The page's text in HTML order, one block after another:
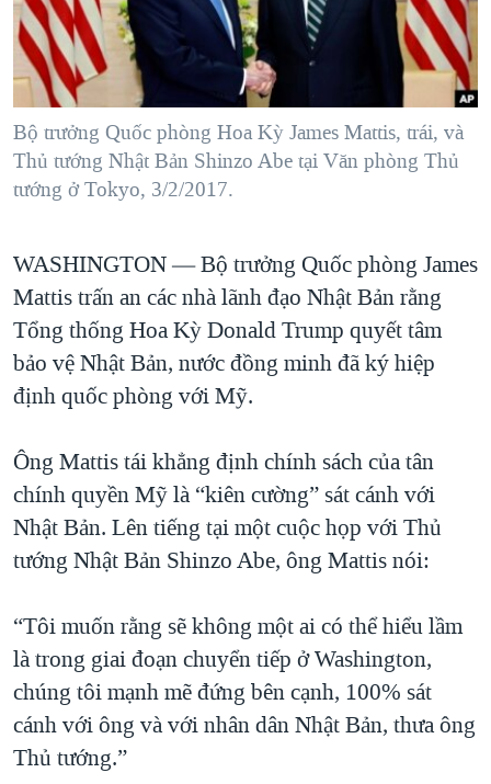
"Tìm"NGƯỜI VIỆT HẢI NGOẠI
ĐỜI SỐNG
KINH TẾ
KHOA HỌC
SỨC KHOẺ
THỂ THAO
GIÁO DỤC
TẠI
HÀNH TRÌNH BẦU CỬ 2024
MỘT NĂM CHIẾN TRANH TẠI DẢI GAZA
GIẢI MÃ VÀNH ĐAI & CON ĐƯỜNG
NGÀY TỊ NẠN THẾ GIỚI
TRỊNH VĨNH BÌNH - NGƯỜI HẠ 'BÊN THẮNG CUỘC'
CHI PHÍ CHIẾN TRANH AFGHANISTAN
CÁC GIÁ TRỊ CỘNG HÒA Ở VIỆT NAM
THƯỢNG ĐỈNH TRUMP-KIM TẠI VIỆT NAM
TRỊNH VĨNH BÌNH VS. CHÍNH PHỦ VIỆT NAM
BÊN KIA QUỐC LỘ: TIẾNG VỌNG TỪ NÔNG THÔN MỸ
QUAN HỆ VIỆT MỸ
VIDEO
NGHE
MẠNG XÃ HỘI
Bộ trưởng Quốc phòng Hoa Kỳ James Mattis, trái, và
Thủ tướng Nhật Bản Shinzo Abe tại Văn phòng Thủ
tướng ở Tokyo, 3/2/2017.
WASHINGTON —Bộ trưởng Quốc phòng James
Mattis trấn an các nhà lãnh đạo Nhật Bản rằng
Tổng thống Hoa Kỳ Donald Trump quyết tâm
bảo vệ Nhật Bản, nước đồng minh đã ký hiệp
định quốc phòng với Mỹ.
Ông Mattis tái khẳng định chính sách của tân
chính quyền Mỹ là “kiên cường” sát cánh với
Nhật Bản. Lên tiếng tại một cuộc họp với Thủ
tướng Nhật Bản Shinzo Abe, ông Mattis nói:
“Tôi muốn rằng sẽ không một ai có thể hiểu lầm
là trong giai đoạn chuyển tiếp ở Washington,
chúng tôi mạnh mẽ đứng bên cạnh, 100% sát
cánh với ông và với nhân dân Nhật Bản, thưa ông
Thủ tướng.”